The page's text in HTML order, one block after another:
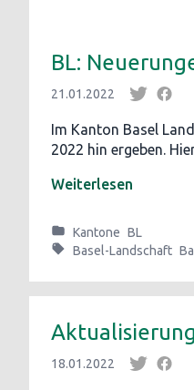
BL:
21.01.2022
Im Kanton Basel
2022 hin ergeben.
Weiterlesen
Kantone BL
Basel-Landschaft
18.01.2022